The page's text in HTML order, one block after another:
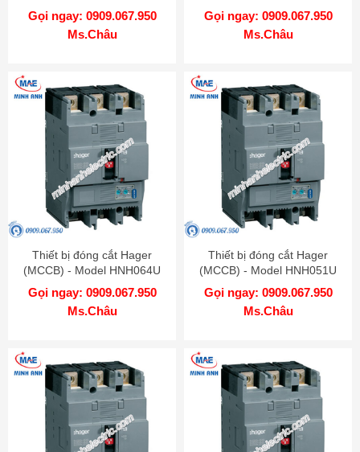
Gọi ngay: 0909.067.950
Ms.Châu
Gọi ngay: 0909.067.950
Ms.Châu
Thiết bị đóng cắt Hager
(MCCB) - Model HNH064U
Gọi ngay: 0909.067.950
Ms.Châu
Thiết bị đóng cắt Hager
(MCCB) - Model HNH051U
Gọi ngay: 0909.067.950
Ms.Châu